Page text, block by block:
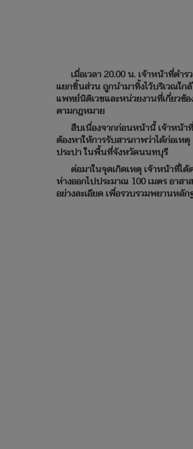
เมื่อเวลา 20.00 น. เจ้าหน้าที่ต
แยกชิ้นส่วน ถูกนำมาทิ้งไว้บริเวณใ
แพทย์นิติเวชและหน่วยงานที่เกี่ยวข้
ตามกฎหมาย
สืบเนื่องจากก่อนหน้านี้ เจ้าหน้า
ต้องหาให้การรับสารภาพว่าได้ก่อเ
ประปา ในพื้นที่จังหวัดนนทบุรี
ต่อมาในจุดเกิดเหตุ เจ้าหน้าที่ไ
ห่างออกไปประมาณ 100 เมตร อาส
อย่างละเอียด เพื่อรวบรวมพยานห